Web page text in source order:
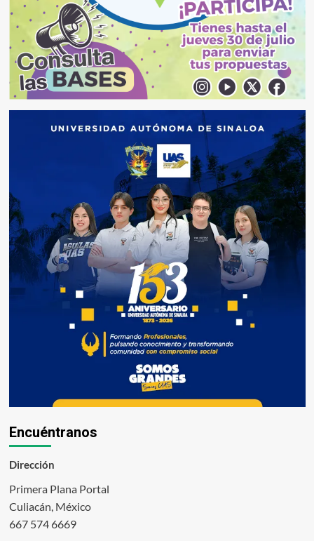
Encuéntranos
Dirección
Primera Plana Portal
Culiacán, México
667 574 6669